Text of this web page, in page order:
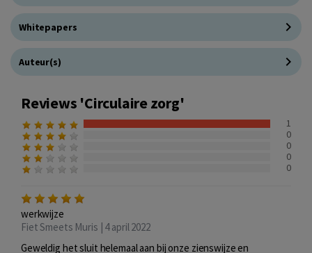
Whitepapers
Auteur(s)
Reviews 'Circulaire zorg'
1
0
0
0
0
werkwijze
Fiet Smeets Muris | 4 april 2022
Geweldig het sluit helemaal aan bij onze zienswijze en